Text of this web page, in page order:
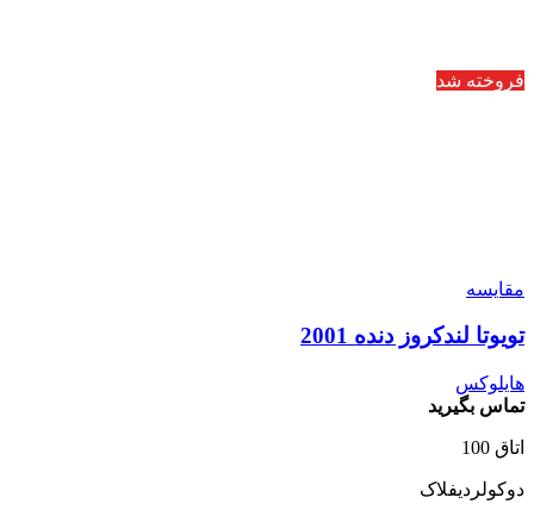
فروخته شد
مقایسه
تویوتا لندکروز دنده 2001
هایلوکس
تماس بگیرید
اتاق 100
دوکولردیفلاک